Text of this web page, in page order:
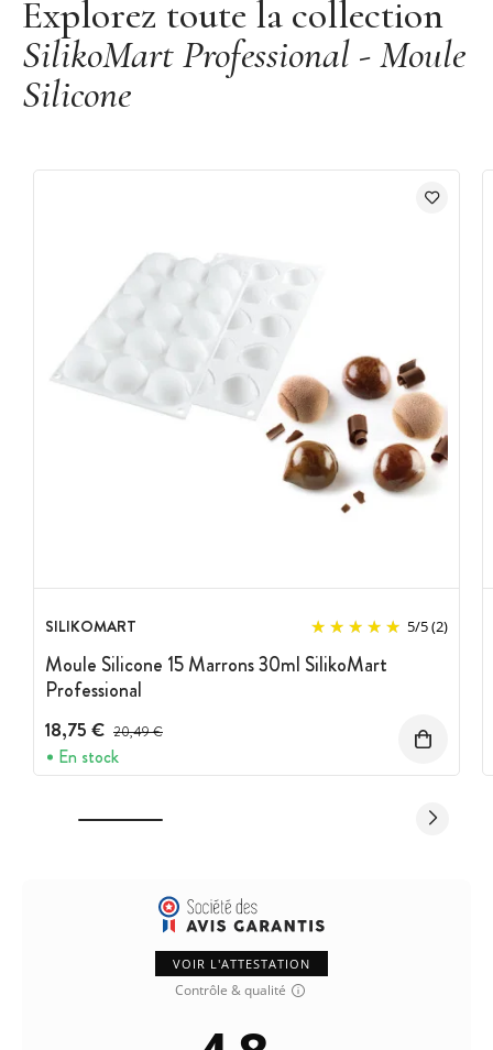
Explorez toute la collection
SilikoMart Professional - Moule
Silicone
SILIKOMART 5/5(2)
Moule Silicone 15 Marrons 30ml SilikoMart
Professional
18,75 € Prix avant réduction :
20,49 €
En stock
VOIR L'ATTESTATION
Contrôle & qualité